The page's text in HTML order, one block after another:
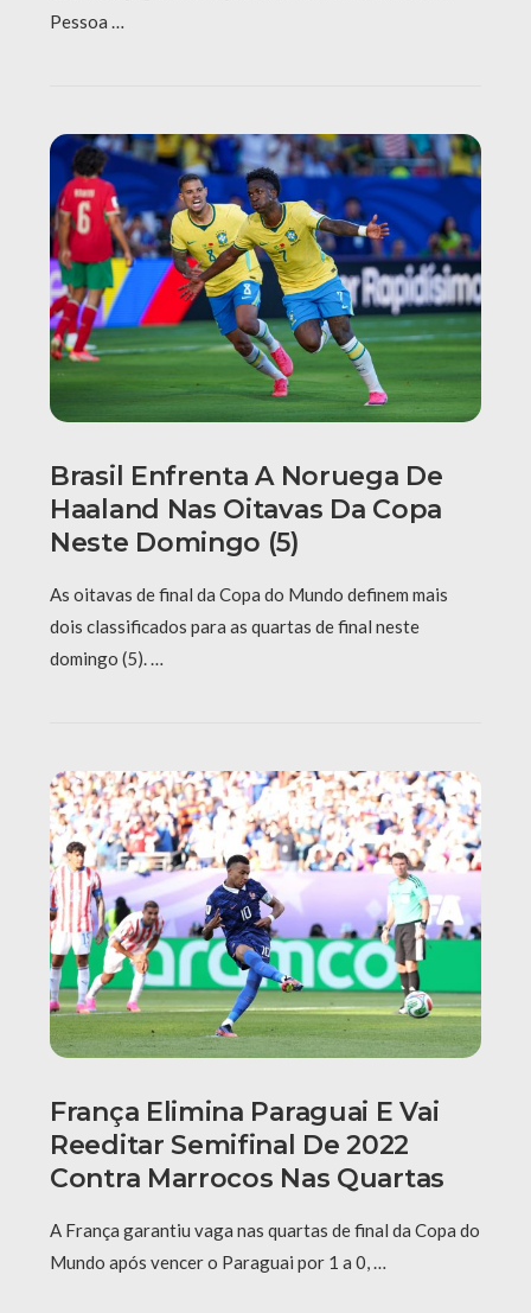
Pessoa …
Brasil Enfrenta A Noruega De
Haaland Nas Oitavas Da Copa
Neste Domingo (5)
As oitavas de final da Copa do Mundo definem mais
dois classificados para as quartas de final neste
domingo (5). …
França Elimina Paraguai E Vai
Reeditar Semifinal De 2022
Contra Marrocos Nas Quartas
A França garantiu vaga nas quartas de final da Copa do
Mundo após vencer o Paraguai por 1 a 0, …